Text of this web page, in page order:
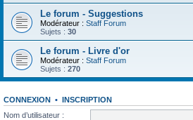
Le forum - Suggestions
Modérateur : Staff Forum
Sujets : 30
Le forum - Livre d'or
Modérateur : Staff Forum
Sujets : 270
CONNEXION • INSCRIPTION
Nom d’utilisateur :